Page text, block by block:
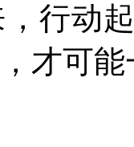
行动
才可